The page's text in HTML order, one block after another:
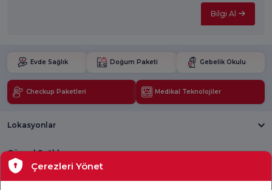
Bilgi Al
Evde Sağlık Doğum Paketi Gebelik Okulu
Checkup Paketleri Medikal Teknolojiler
Lokasyonlar
Güncel Sağlık
Tıbbi Birimler
Çerezleri Yönet